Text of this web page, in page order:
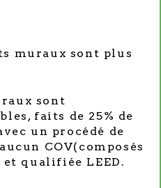
muraux sont plus
sont
faits de 25% de
un procédé de
COV(composés
qualifiée LEED.